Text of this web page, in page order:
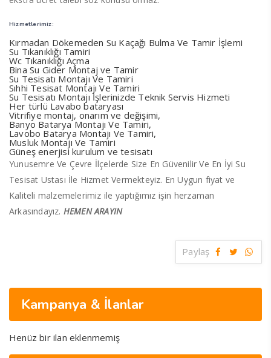
Hizmetlerimiz:
Kırmadan Dökemeden Su Kaçağı Bulma Ve Tamir İşlemi
Su Tıkanıklığı Tamiri
Wc Tıkanıklığı Açma
Bina Su Gider Montaj ve Tamir
Su Tesisatı Montajı Ve Tamiri
Sıhhi Tesisat Montajı Ve Tamiri
Su Tesisatı Montajı İşlerinizde Teknik Servis Hizmeti
Her türlü Lavabo bataryası
Vitrifiye montaj, onarım ve değişimi,
Banyo Batarya Montajı Ve Tamiri,
Lavobo Batarya Montajı Ve Tamiri,
Musluk Montajı Ve Tamiri
Güneş enerjisi kurulum ve tesisatı
Yunusemre Ve Çevre İlçelerde Size En Güvenilir Ve En İyi Su
Tesisat Ustası İle Hizmet Vermekteyiz. En Uygun fiyat ve
Kaliteli malzemelerimiz ile yaptığımız işin herzaman
Arkasındayız. HEMEN ARAYIN
Paylaş
Kampanya & İlanlar
Henüz bir ilan eklenmemiş